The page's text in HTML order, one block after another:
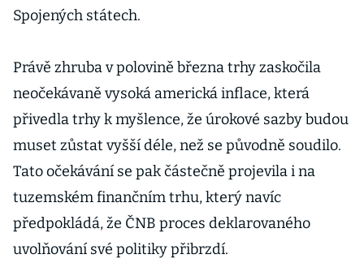
Spojených státech.
Právě zhruba v polovině března trhy zaskočila
neočekávaně vysoká americká inflace, která
přivedla trhy k myšlence, že úrokové sazby budou
muset zůstat vyšší déle, než se původně soudilo.
Tato očekávání se pak částečně projevila i na
tuzemském finančním trhu, který navíc
předpokládá, že ČNB proces deklarovaného
uvolňování své politiky přibrzdí.